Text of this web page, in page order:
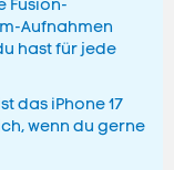
Fusion-
Aufnahmen
hast für jede
das iPhone 17
wenn du gerne